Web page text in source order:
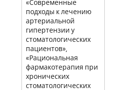
«Современные
подходы к лечению
артериальной
гипертензии у
стоматологических
пациентов»,
«Рациональная
фармакотерапия при
хронических
стоматологических